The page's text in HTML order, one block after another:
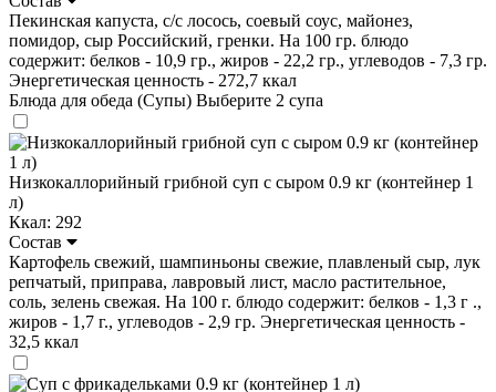
Пекинская капуста, с/с лосось, соевый соус, майонез,
помидор, сыр Российский, гренки. На 100 гр. блюдо
содержит: белков - 10,9 гр., жиров - 22,2 гр., углеводов - 7,3 гр.
Энергетическая ценность - 272,7 ккал
Блюда для обеда (Супы) Выберите 2 супа
Низкокаллорийный грибной суп с сыром 0.9 кг (контейнер 1
л)
Ккал: 292
Состав
Картофель свежий, шампиньоны свежие, плавленый сыр, лук
репчатый, приправа, лавровый лист, масло растительное,
соль, зелень свежая. На 100 г. блюдо содержит: белков - 1,3 г .,
жиров - 1,7 г., углеводов - 2,9 гр. Энергетическая ценность -
32,5 ккал